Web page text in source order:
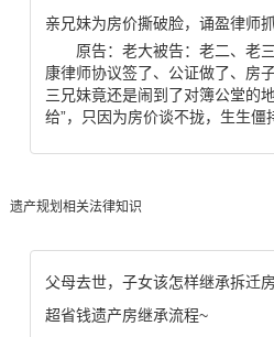
原告：老大被告：老二、老
康律师协议签了、公证做了、房
三兄妹竟还是闹到了对簿公堂的
给”，只因为房价谈不拢，生生僵
遗产规划相关法律知识
父母去世，子女该怎样继承拆迁房
超省钱遗产房继承流程~